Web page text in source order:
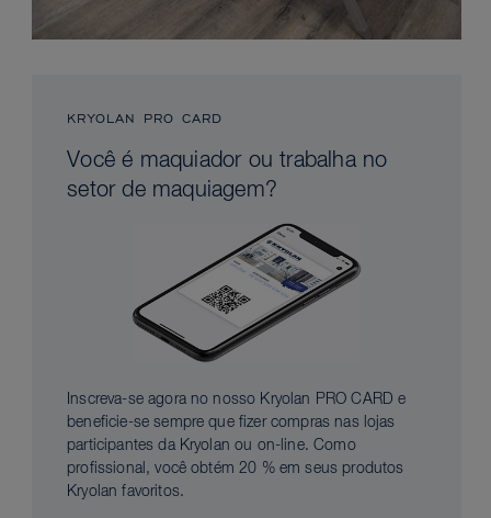
KRYOLAN PRO CARD
Você é maquiador ou trabalha no
setor de maquiagem?
Inscreva-se agora no nosso Kryolan PRO CARD e
beneficie-se sempre que fizer compras nas lojas
participantes da Kryolan ou on-line. Como
profissional, você obtém 20 % em seus produtos
Kryolan favoritos.